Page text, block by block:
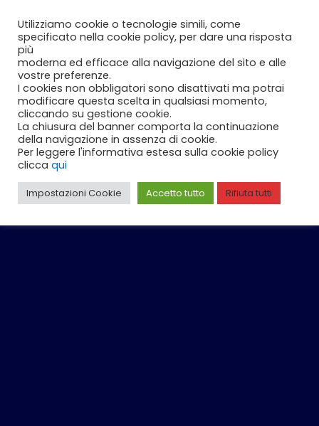
contenuto
Utilizziamo cookie o tecnologie simili, come
specificato nella cookie policy, per dare una risposta
più
moderna ed efficace alla navigazione del sito e alle
vostre preferenze.
I cookies non obbligatori sono disattivati ma potrai
modificare questa scelta in qualsiasi momento,
cliccando su gestione cookie.
La chiusura del banner comporta la continuazione
della navigazione in assenza di cookie.
Per leggere l'informativa estesa sulla cookie policy
clicca qui
Impostazioni Cookie Accetto tutto Rifiuta tutti